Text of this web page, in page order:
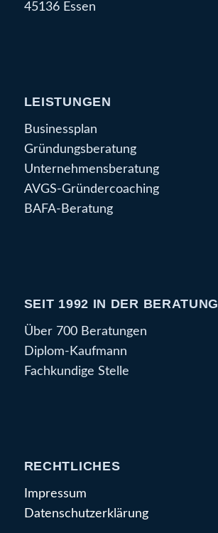
45136 Essen
LEISTUNGEN
Businessplan
Gründungsberatung
Unternehmensberatung
AVGS-Gründercoaching
BAFA-Beratung
SEIT 1992 IN DER BERATUNG
Über 700 Beratungen
Diplom-Kaufmann
Fachkundige Stelle
RECHTLICHES
Impressum
Datenschutzerklärung